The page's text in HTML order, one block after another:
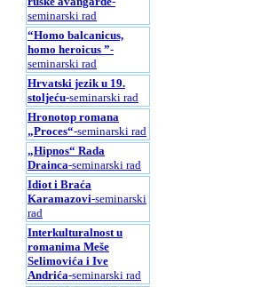
seminarski rad
“Homo balcanicus,
homo heroicus ”-
seminarski rad
Hrvatski jezik u 19.
stoljeću-seminarski rad
Hronotop romana
„Proces“-seminarski rad
„Hipnos“ Rada
Drainca-seminarski rad
Idiot i Braća
Karamazovi-seminarski
rad
Interkulturalnost u
romanima Meše
Selimovića i Ive
Andrića-seminarski rad